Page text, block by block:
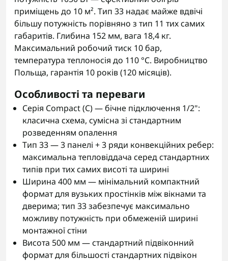
приміщень до 10 м². Тип 33 надає майже вдвічі
більшу потужність порівняно з тип 11 тих самих
габаритів. Глибина 152 мм, вага 18,4 кг.
Максимальний робочий тиск 10 бар,
температура теплоносія до 110 °C. Виробництво
Польща, гарантія 10 років (120 місяців).
Особливості та переваги
Серія Compact (C) — бічне підключення 1/2":
класична схема, сумісна зі стандартним
розведенням опалення
Тип 33 — 3 панелі + 3 ряди конвекційних ребер:
максимальна тепловіддача серед стандартних
типів при тих самих висоті та ширині
Ширина 400 мм — мінімальний компактний
формат для вузьких простінків між вікнами та
дверима; тип 33 забезпечує максимально
можливу потужність при обмеженій ширині
монтажної стіни
Висота 500 мм — стандартний підвіконний
формат для більшості стандартних підвікон